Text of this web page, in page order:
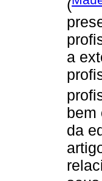
(
a
bem
da